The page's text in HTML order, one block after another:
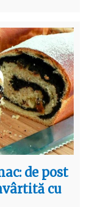
de post
cu